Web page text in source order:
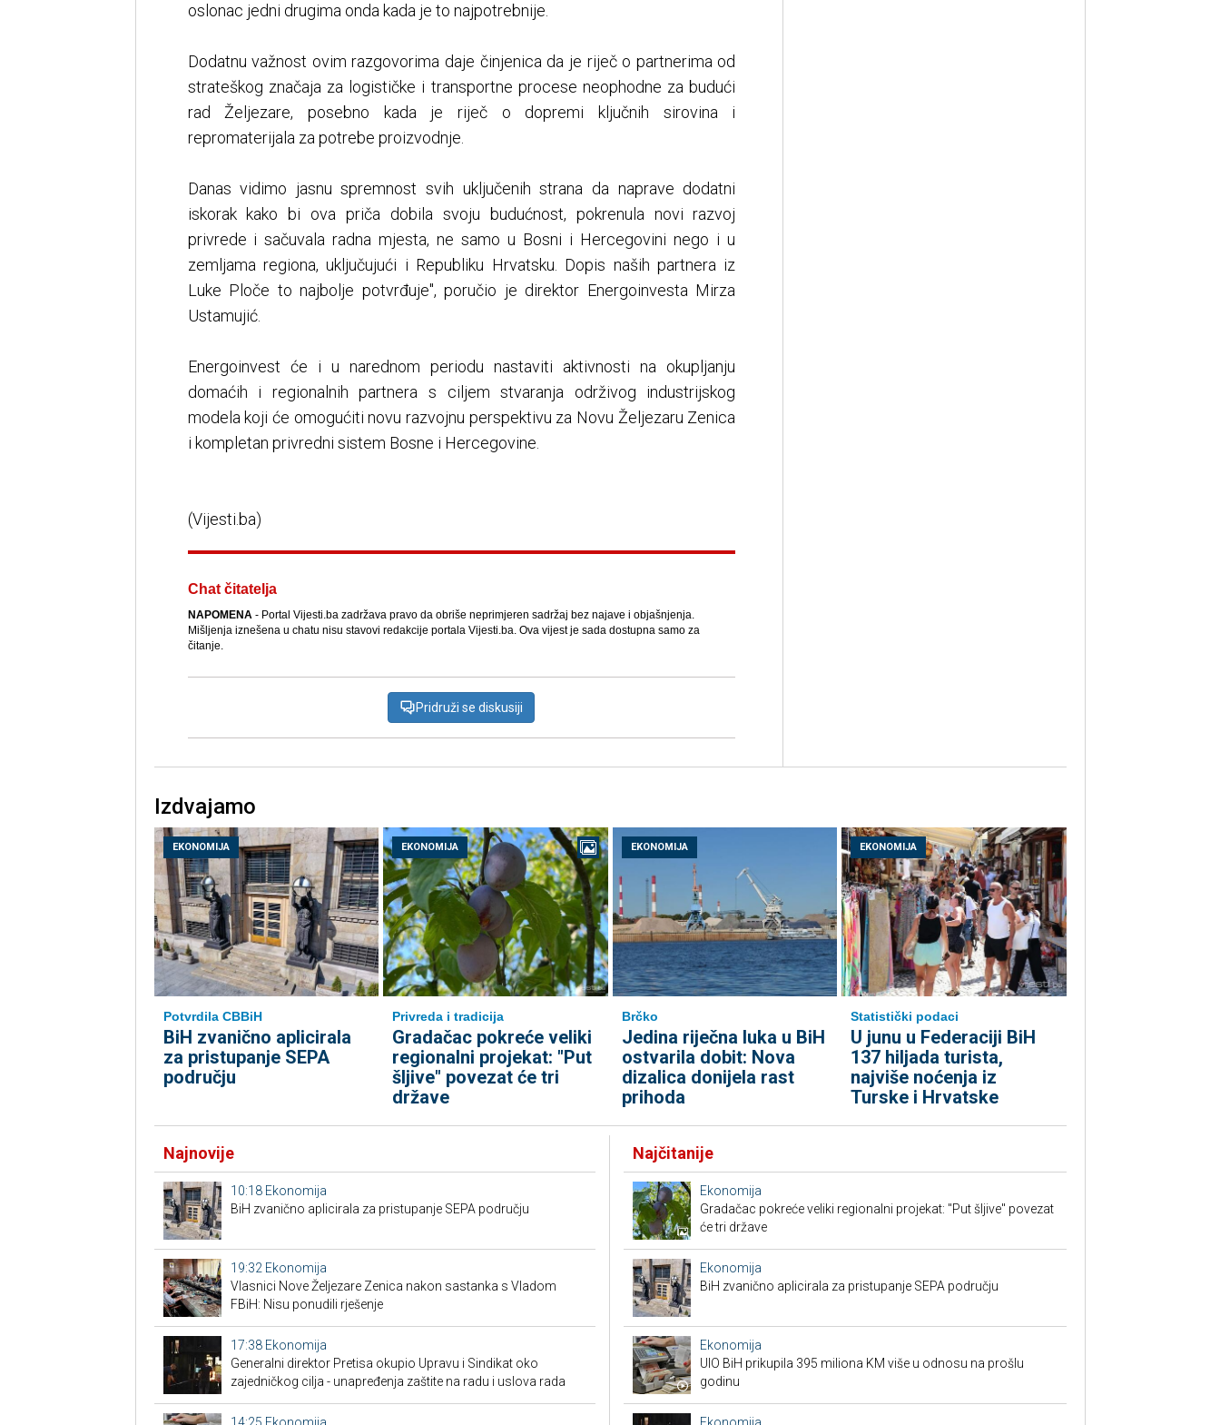
oslonac jedni drugima onda kada je to najpotrebnije.
Dodatnu važnost ovim razgovorima daje činjenica da je riječ o partnerima od
strateškog značaja za logističke i transportne procese neophodne za budući
rad Željezare, posebno kada je riječ o dopremi ključnih sirovina i
repromaterijala za potrebe proizvodnje.
Danas vidimo jasnu spremnost svih uključenih strana da naprave dodatni
iskorak kako bi ova priča dobila svoju budućnost, pokrenula novi razvoj
privrede i sačuvala radna mjesta, ne samo u Bosni i Hercegovini nego i u
zemljama regiona, uključujući i Republiku Hrvatsku. Dopis naših partnera iz
Luke Ploče to najbolje potvrđuje", poručio je direktor Energoinvesta Mirza
Ustamujić.
Energoinvest će i u narednom periodu nastaviti aktivnosti na okupljanju
domaćih i regionalnih partnera s ciljem stvaranja održivog industrijskog
modela koji će omogućiti novu razvojnu perspektivu za Novu Željezaru Zenica
i kompletan privredni sistem Bosne i Hercegovine.
(Vijesti.ba)
Chat čitatelja
NAPOMENA- Portal Vijesti.ba zadržava pravo da obriše neprimjeren sadržaj bez najave i objašnjenja.
Mišljenja iznešena u chatu nisu stavovi redakcije portala Vijesti.ba. Ova vijest je sada dostupna samo za
čitanje.
Pridruži se diskusiji
Izdvajamo
EKONOMIJA
Potvrdila CBBiH
BiH zvanično aplicirala
za pristupanje SEPA
području
EKONOMIJA
Privreda i tradicija
Gradačac pokreće veliki
regionalni projekat: "Put
šljive" povezat će tri
države
EKONOMIJA
Brčko
Jedina riječna luka u BiH
ostvarila dobit: Nova
dizalica donijela rast
prihoda
EKONOMIJA
Statistički podaci
U junu u Federaciji BiH
137 hiljada turista,
najviše noćenja iz
Turske i Hrvatske
Najnovije
10:18 Ekonomija
BiH zvanično aplicirala za pristupanje SEPA području
19:32 Ekonomija
Vlasnici Nove Željezare Zenica nakon sastanka s Vladom
FBiH: Nisu ponudili rješenje
17:38 Ekonomija
Generalni direktor Pretisa okupio Upravu i Sindikat oko
zajedničkog cilja - unapređenja zaštite na radu i uslova rada
Najčitanije
Ekonomija
Gradačac pokreće veliki regionalni projekat: "Put šljive" povezat
će tri države
Ekonomija
BiH zvanično aplicirala za pristupanje SEPA području
Ekonomija
UIO BiH prikupila 395 miliona KM više u odnosu na prošlu
godinu